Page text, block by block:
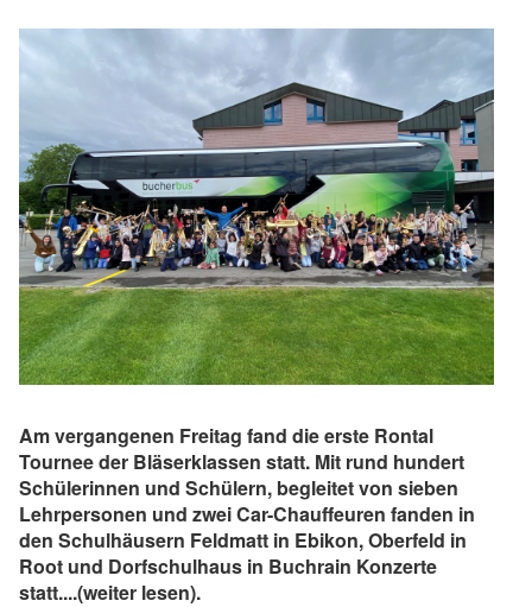
Am vergangenen Freitag fand die erste Rontal
Tournee der Bläserklassen statt. Mit rund hundert
Schülerinnen und Schülern, begleitet von sieben
Lehrpersonen und zwei Car-Chauffeuren fanden in
den Schulhäusern Feldmatt in Ebikon, Oberfeld in
Root und Dorfschulhaus in Buchrain Konzerte
statt....(weiter lesen).